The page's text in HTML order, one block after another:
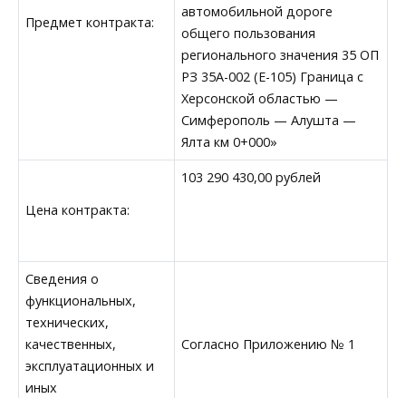
Предмет контракта:
автомобильной дороге
общего пользования
регионального значения 35 ОП
РЗ 35А-002 (Е-105) Граница с
Херсонской областью —
Симферополь — Алушта —
Ялта км 0+000»
Цена контракта:
103 290 430,00 рублей
Сведения о
функциональных,
технических,
качественных,
эксплуатационных и
иных
Согласно Приложению № 1